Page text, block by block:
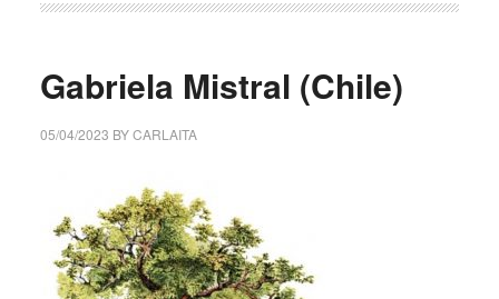
Gabriela Mistral (Chile)
05/04/2023 BYCARLAITA